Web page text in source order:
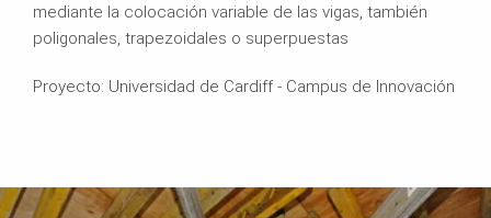
mediante la colocación variable de las vigas, también
poligonales, trapezoidales o superpuestas
Proyecto: Universidad de Cardiff - Campus de Innovación